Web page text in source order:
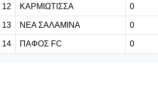
06.08.2026 | 23:06
Έχασε από την
Άντερλεχτ ο
12 ΚΑΡΜΙΩΤΙΣΣΑ 0
13 ΝΕΑ ΣΑΛΑΜΙΝΑ 0
14 ΠΑΦΟΣ FC 0